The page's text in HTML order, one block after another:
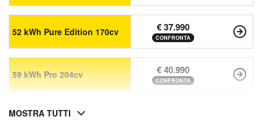
52 kWh Pure Edition 170cv € 37.990
CONFRONTA
59 kWh Pro 204cv € 40.990
CONFRONTA
MOSTRA TUTTI